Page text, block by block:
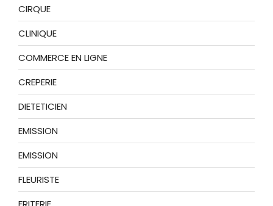
CIRQUE
CLINIQUE
COMMERCE EN LIGNE
CREPERIE
DIETETICIEN
EMISSION
EMISSION
FLEURISTE